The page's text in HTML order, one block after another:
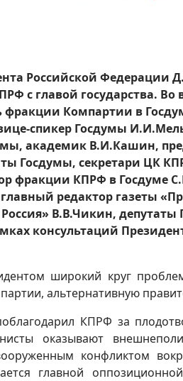
Российской Федерации
с главой государства.
фракции Компартии в
спикер Госдумы
академик В.И.Кашин,
Госдумы, секретари ЦК
фракции КПРФ в Госдуме
редактор газеты
В.В.Чикин,
консультаций
широкий круг
альтернативную
КПРФ за
оказывают
конфликтом
главной